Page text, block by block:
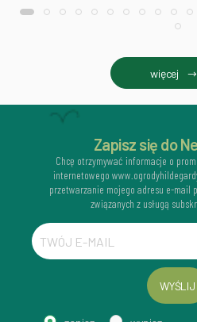
więcej
Zapisz się do
Chcę otrzymywać informacje o
internetowego
przetwarzanie mojego adresu e-mail
związanych z usługą
WYŚLIJ